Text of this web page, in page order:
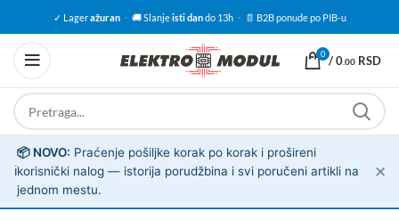
✓ Lageražuran · 🚚 Slanjeisti dando 13h · 📄 B2B ponude po PIB-u
0 /0.00 RSD
ℹ️
📦 NOVO: Praćenje pošiljke korak po korak i prošireni
korisnički nalog — istorija porudžbina i svi poručeni artikli na
jednom mestu.
✕